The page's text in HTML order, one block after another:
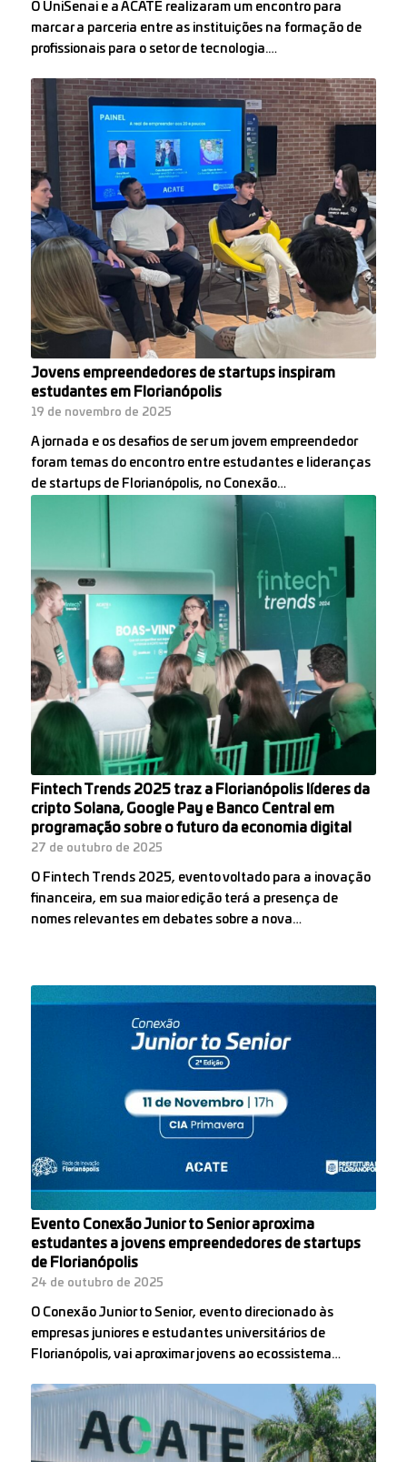
O UniSenai e a ACATE realizaram um encontro para
marcar a parceria entre as instituições na formação de
profissionais para o setor de tecnologia.…
Jovens empreendedores de startups inspiram
estudantes em Florianópolis
19 de novembro de 2025
A jornada e os desafios de ser um jovem empreendedor
foram temas do encontro entre estudantes e lideranças
de startups de Florianópolis, no Conexão…
Fintech Trends 2025 traz a Florianópolis líderes da
cripto Solana, Google Pay e Banco Central em
programação sobre o futuro da economia digital
27 de outubro de 2025
O Fintech Trends 2025, evento voltado para a inovação
financeira, em sua maior edição terá a presença de
nomes relevantes em debates sobre a nova…
Evento Conexão Junior to Senior aproxima
estudantes a jovens empreendedores de startups
de Florianópolis
24 de outubro de 2025
O Conexão Junior to Senior, evento direcionado às
empresas juniores e estudantes universitários de
Florianópolis, vai aproximar jovens ao ecossistema…